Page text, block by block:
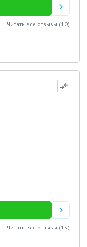
Читать все отзывы (10)
Читать все отзывы (15)